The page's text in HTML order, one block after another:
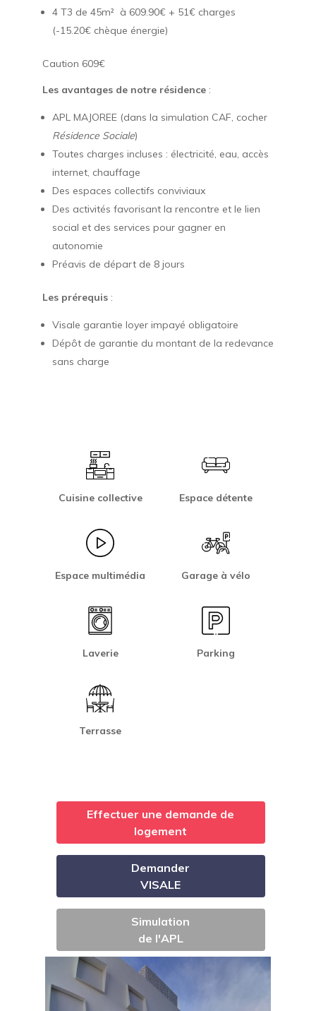
4 T3 de 45m² à 609.90€ + 51€ charges
(-15.20€ chèque énergie)
Caution 609€
Les avantages de notre résidence :
APL MAJOREE (dans la simulation CAF, cocher
Résidence Sociale)
Toutes charges incluses : électricité, eau, accès
internet, chauffage
Des espaces collectifs conviviaux
Des activités favorisant la rencontre et le lien
social et des services pour gagner en
autonomie
Préavis de départ de 8 jours
Les prérequis:
Visale garantie loyer impayé obligatoire
Dépôt de garantie du montant de la redevance
sans charge
Cuisine collective Espace détente
Espace multimédia Garage à vélo
Laverie Parking
Terrasse
Effectuer une demande de
logement
Demander
VISALE
Simulation
de l'APL